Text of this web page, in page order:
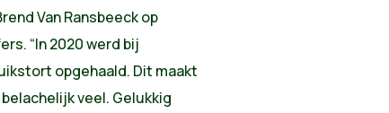
Van Ransbeeck op
“In 2020 werd bij
opgehaald. Dit maakt
veel. Gelukkig